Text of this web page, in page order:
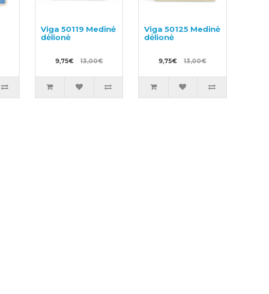
Viga 50119 Medinė
dėlionė
9,75€ 13,00€
Viga 50125 Medinė
dėlionė
9,75€ 13,00€